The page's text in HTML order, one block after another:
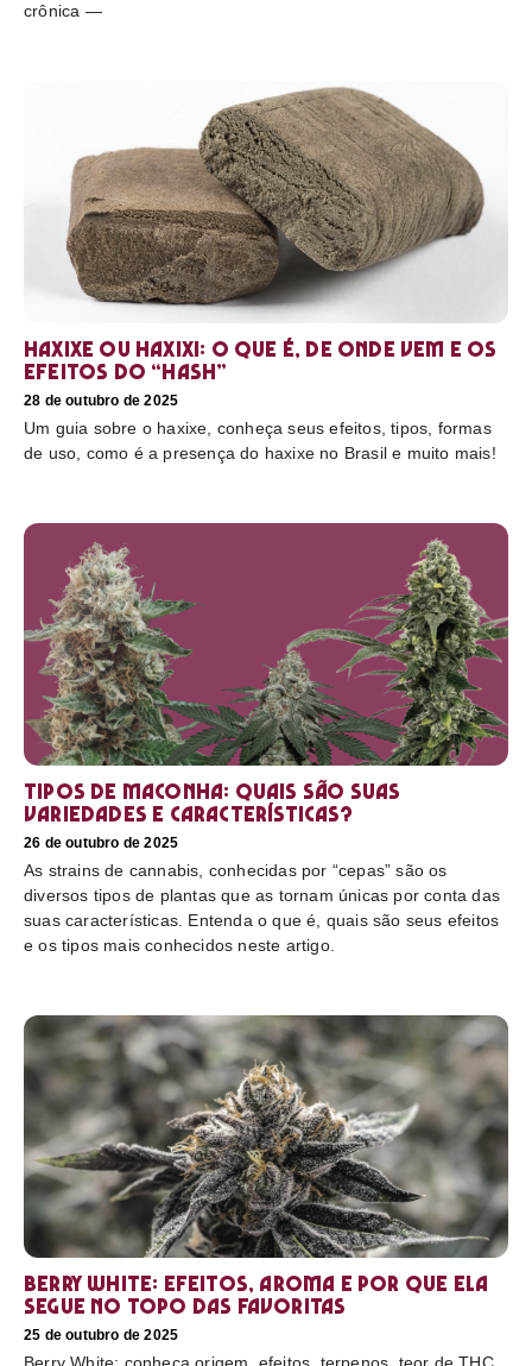
crônica —
Haxixe ou Haxixi: o que é, de onde vem e os
efeitos do “hash”
28 de outubro de 2025
Um guia sobre o haxixe, conheça seus efeitos, tipos, formas
de uso, como é a presença do haxixe no Brasil e muito mais!
Tipos de maconha: quais são suas
variedades e características?
26 de outubro de 2025
As strains de cannabis, conhecidas por “cepas” são os
diversos tipos de plantas que as tornam únicas por conta das
suas características. Entenda o que é, quais são seus efeitos
e os tipos mais conhecidos neste artigo.
Berry White: efeitos, aroma e por que ela
segue no topo das favoritas
25 de outubro de 2025